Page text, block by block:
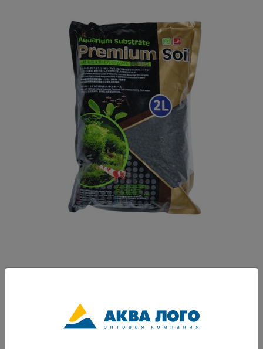
пористую и зернистую структуру с отличной способностью к
фильтрации. Кислотность грунта идеально подходит для пресноводных
креветок, рыб и растений. Премиальный грунт помогает поддерживать